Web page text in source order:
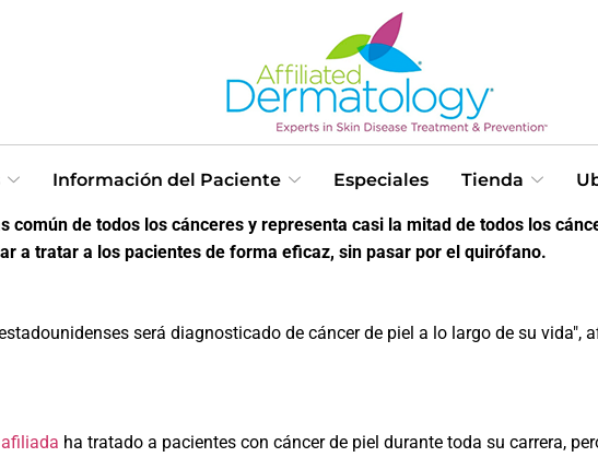
Información del Paciente Especiales Tienda
común de todos los cánceres y representa casi la mitad de todos los
a tratar a los pacientes de forma eficaz, sin pasar por el quirófano.
será diagnosticado de cáncer de piel a lo largo de su vida",
ha tratado a pacientes con cáncer de piel durante toda su carrera,